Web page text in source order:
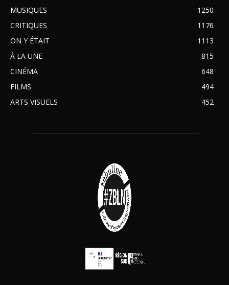
MUSIQUES
1250
CRITIQUES
1176
ON Y ÉTAIT
1113
À LA UNE
815
CINÉMA
648
FILMS
494
ARTS VISUELS
452